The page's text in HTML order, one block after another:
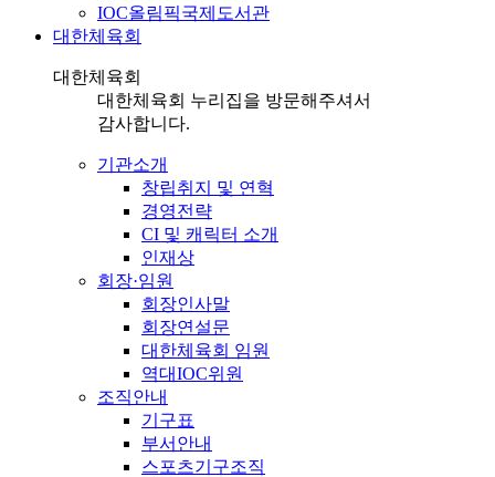
IOC올림픽국제도서관
대한체육회
대한체육회
대한체육회 누리집을 방문해주셔서
감사합니다.
기관소개
창립취지 및 연혁
경영전략
CI 및 캐릭터 소개
인재상
회장·임원
회장인사말
회장연설문
대한체육회 임원
역대IOC위원
조직안내
기구표
부서안내
스포츠기구조직